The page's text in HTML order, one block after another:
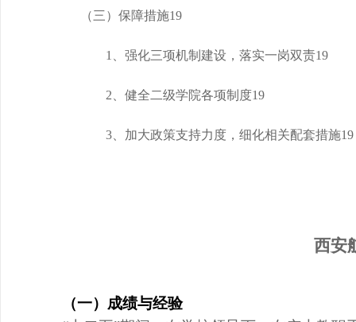
（三）保障措施19
1、强化三项机制建设，落实一岗双责19
2、健全二级学院各项制度19
3、加大政策支持力度，细化相关配套措施19
西安
（一）成绩与经验